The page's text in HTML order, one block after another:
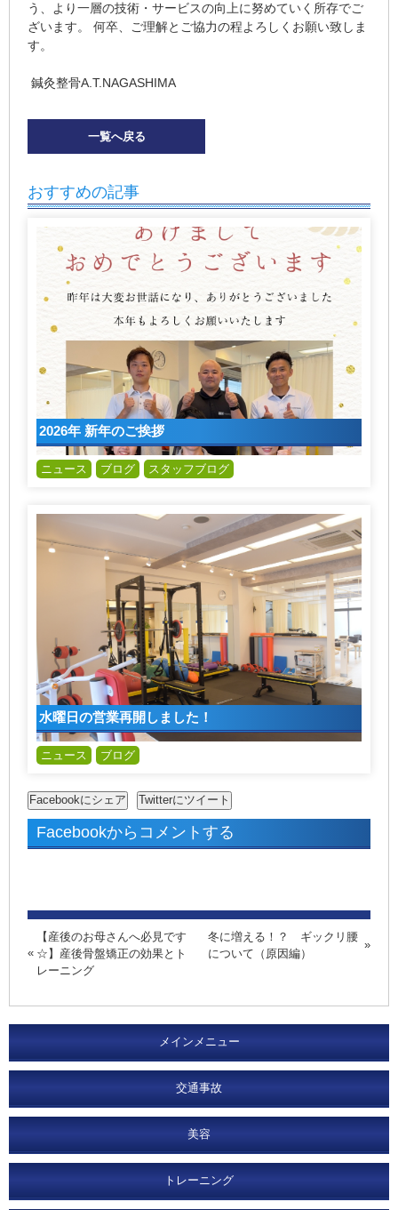
う、より一層の技術・サービスの向上に努めていく所存でご
ざいます。 何卒、ご理解とご協力の程よろしくお願い致しま
す。
鍼灸整骨A.T.NAGASHIMA
一覧へ戻る
おすすめの記事
2026年 新年のご挨拶
ニュース ブログ スタッフブログ
水曜日の営業再開しました！
ニュース ブログ
Facebookからコメントする
【産後のお母さんへ必見です
☆】産後骨盤矯正の効果とト
レーニング
冬に増える！？ ギックリ腰
について（原因編）
メインメニュー
交通事故
美容
トレーニング